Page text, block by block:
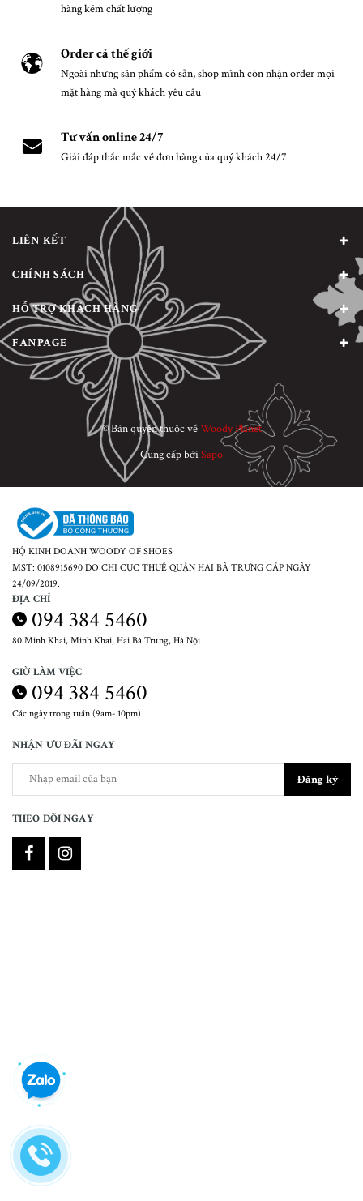
hàng kém chất lượng
Order cả thế giới
Ngoài những sản phẩm có sẵn, shop mình còn nhận order mọi
mặt hàng mà quý khách yêu cầu
Tư vấn online 24/7
Giải đáp thắc mắc về đơn hàng của quý khách 24/7
LIÊN KẾT
CHÍNH SÁCH
HỖ TRỢ KHÁCH HÀNG
FANPAGE
© Bản quyền thuộc vềWoody Planet
Cung cấp bởiSapo
HỘ KINH DOANH WOODY OF SHOES
MST: 0108915690 DO CHI CỤC THUẾ QUẬN HAI BÀ TRƯNG CẤP NGÀY
24/09/2019.
ĐỊA CHỈ
094 384 5460
80 Minh Khai, Minh Khai, Hai Bà Trưng, Hà Nội
GIỜ LÀM VIỆC
094 384 5460
Các ngày trong tuần (9am- 10pm)
NHẬN ƯU ĐÃI NGAY
Đăng ký
THEO DÕI NGAY